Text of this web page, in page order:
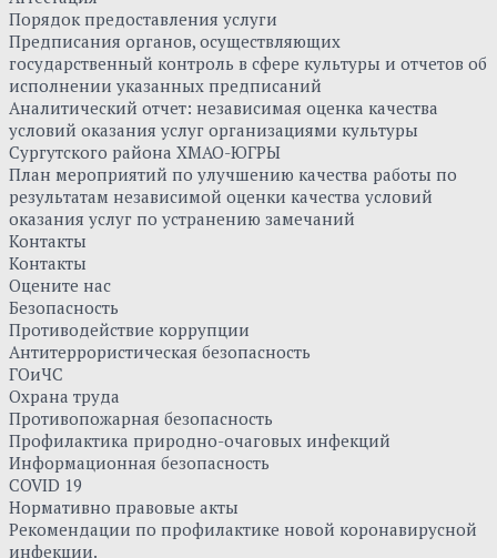
Порядок предоставления услуги
Предписания органов, осуществляющих
государственный контроль в сфере культуры и отчетов об
исполнении указанных предписаний
Аналитический отчет: независимая оценка качества
условий оказания услуг организациями культуры
Сургутского района ХМАО-ЮГРЫ
План мероприятий по улучшению качества работы по
результатам независимой оценки качества условий
оказания услуг по устранению замечаний
Контакты
Контакты
Оцените нас
Безопасность
Противодействие коррупции
Антитеррористическая безопасность
ГОиЧС
Охрана труда
Противопожарная безопасность
Профилактика природно-очаговых инфекций
Информационная безопасность
COVID 19
Нормативно правовые акты
Рекомендации по профилактике новой коронавирусной
инфекции.